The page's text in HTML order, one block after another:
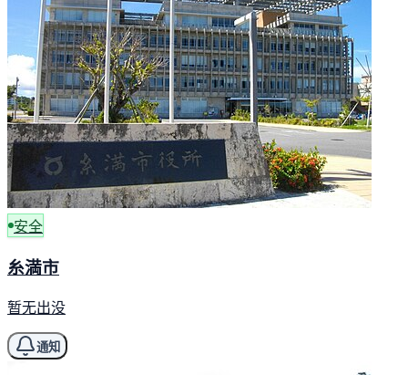
安全
糸満市
暂无出没
通知